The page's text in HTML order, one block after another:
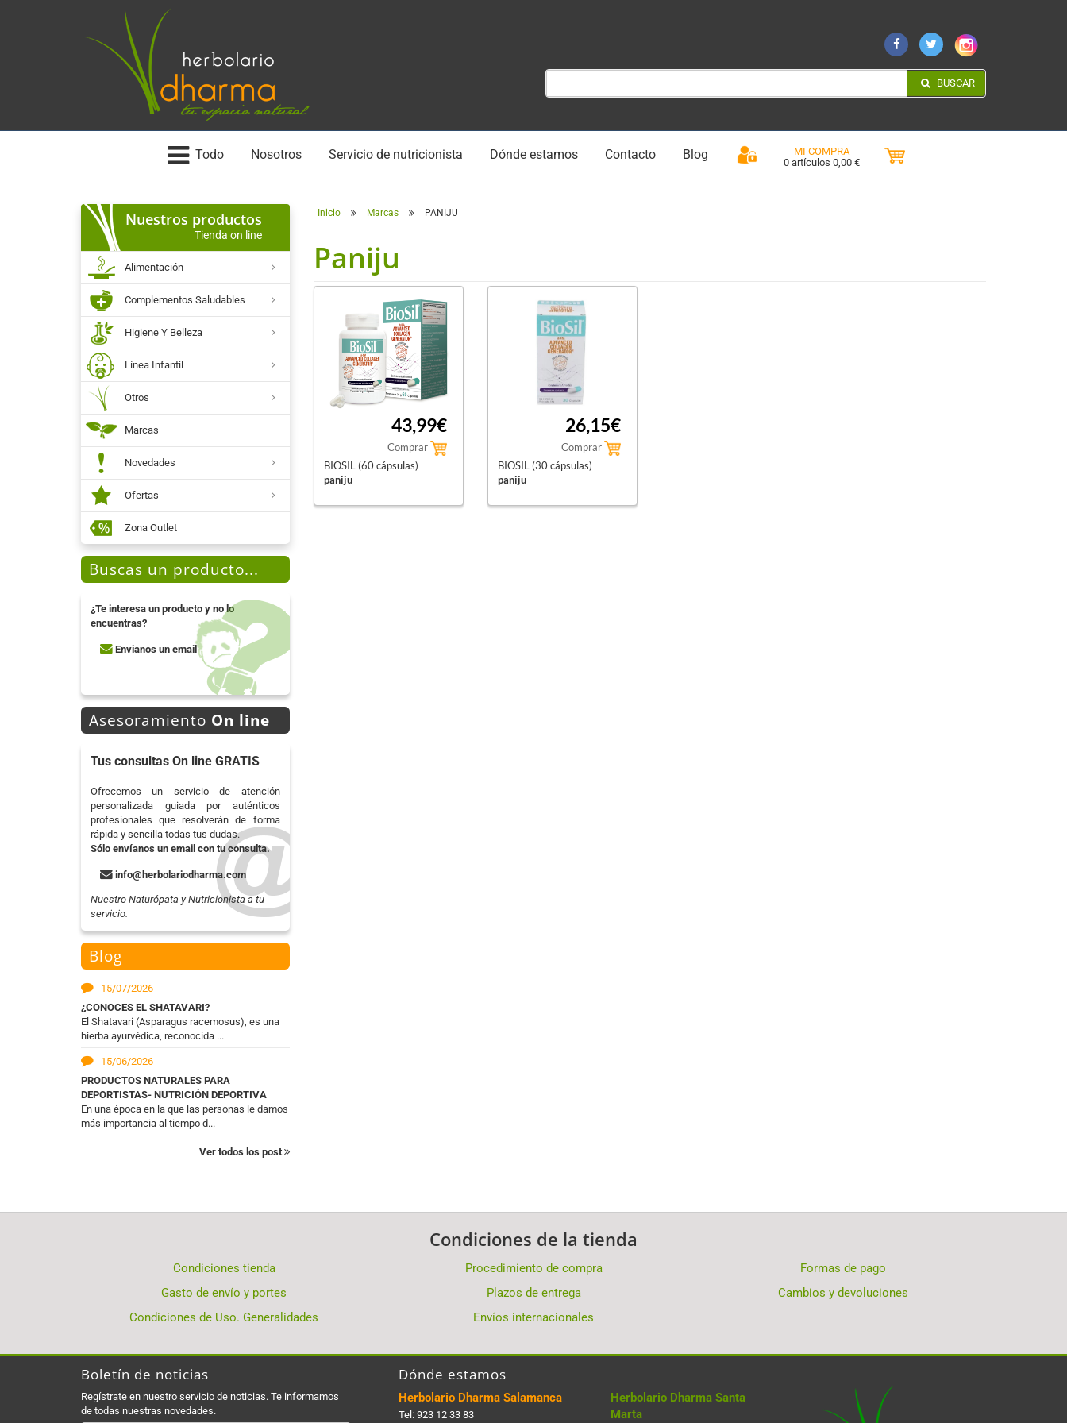
BUSCAR
Todo Nosotros Servicio de nutricionista Dónde estamos Contacto Blog
MI COMPRA
0 artículos 0,00 €
Nuestros productos
Tienda on line
Alimentación
Complementos Saludables
Higiene Y Belleza
Línea Infantil
Otros
Marcas
Novedades
Ofertas
Zona Outlet
Buscas un producto...
¿Te interesa un producto y no lo
encuentras?
Envianos un email
Asesoramiento On line
Tus consultas On line GRATIS
Ofrecemos un servicio de atención
personalizada guiada por auténticos
profesionales que resolverán de forma
rápida y sencilla todas tus dudas.
Sólo envíanos un email con tu consulta.
info@herbolariodharma.com
Nuestro Naturópata y Nutricionista a tu
servicio.
Blog
15/07/2026
¿CONOCES EL SHATAVARI?
El Shatavari (Asparagus racemosus), es una
hierba ayurvédica, reconocida ...
15/06/2026
PRODUCTOS NATURALES PARA
DEPORTISTAS- NUTRICIÓN DEPORTIVA
En una época en la que las personas le damos
más importancia al tiempo d...
Ver todos los post
Inicio Marcas PANIJU
Paniju
43,99€
Comprar
BIOSIL (60 cápsulas)
paniju
26,15€
Comprar
BIOSIL (30 cápsulas)
paniju
Condiciones de la tienda
Condiciones tienda Procedimiento de compra
Formas de pago
Gasto de envío y portes
Plazos de entrega
Cambios y devoluciones
Condiciones de Uso. Generalidades
Envíos internacionales
Boletín de noticias
Regístrate en nuestro servicio de noticias. Te informamos
de todas nuestras novedades.
Dónde estamos
Herbolario Dharma Salamanca
Tel: 923 12 33 83
Herbolario Dharma Santa
Marta